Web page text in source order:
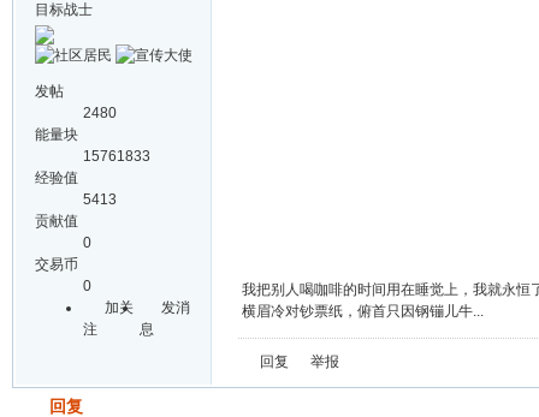
目标战士
发帖
2480
能量块
15761833
经验值
5413
贡献值
0
交易币
0
加关
注
发消
息
我把别人喝咖啡的时间用在睡觉上，我就永恒
横眉冷对钞票纸，俯首只因钢镚儿牛...
回复 举报
回复